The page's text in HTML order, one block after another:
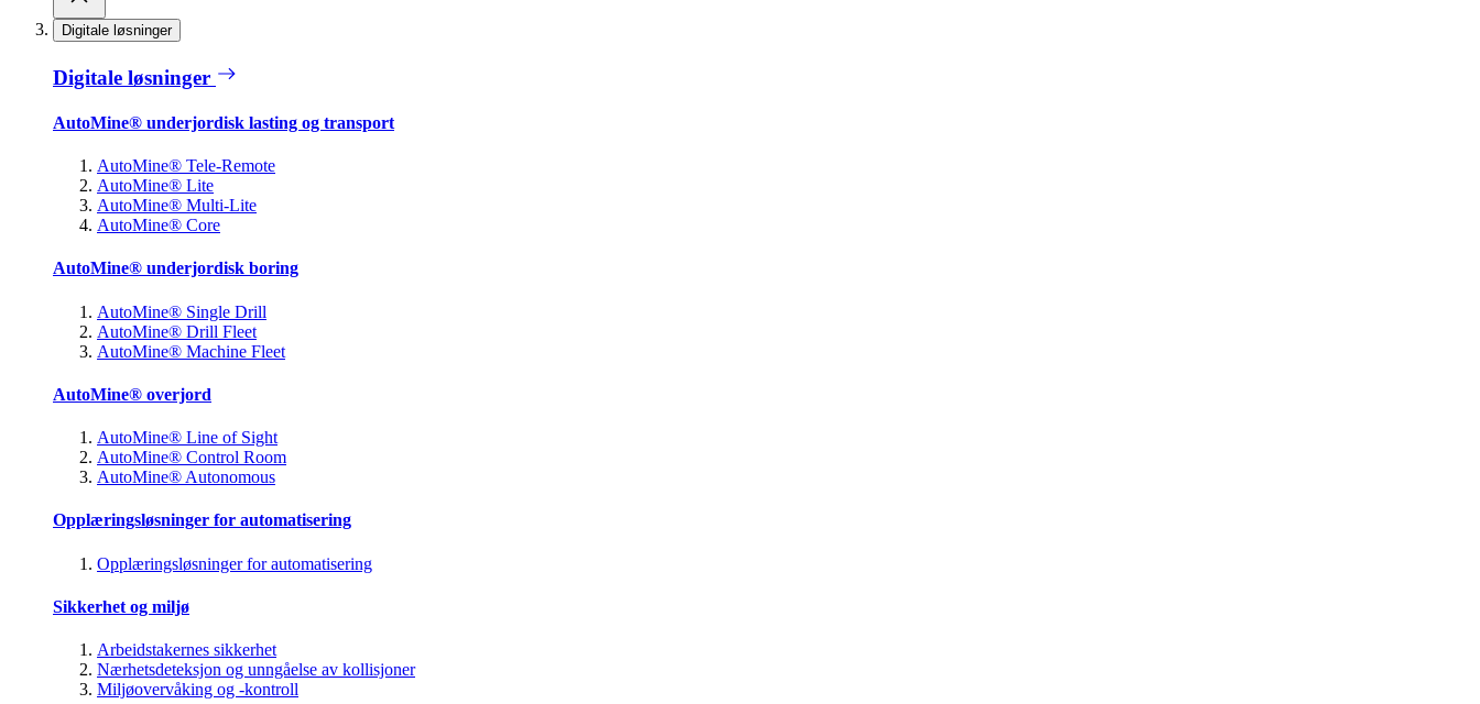
Digitale løsninger
Digitale løsninger
AutoMine® underjordisk lasting og transport
AutoMine® Tele-Remote
AutoMine® Lite
AutoMine® Multi-Lite
AutoMine® Core
AutoMine® underjordisk boring
AutoMine® Single Drill
AutoMine® Drill Fleet
AutoMine® Machine Fleet
AutoMine® overjord
AutoMine® Line of Sight
AutoMine® Control Room
AutoMine® Autonomous
Opplæringsløsninger for automatisering
Opplæringsløsninger for automatisering
Sikkerhet og miljø
Arbeidstakernes sikkerhet
Nærhetsdeteksjon og unngåelse av kollisjoner
Miljøovervåking og -kontroll